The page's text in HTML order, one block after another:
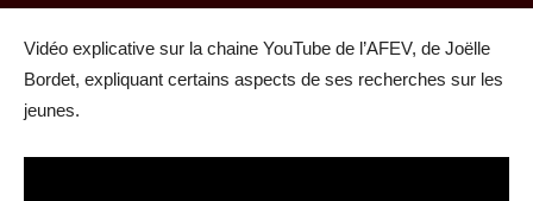
Vidéo explicative sur la chaine YouTube de l’AFEV, de Joëlle
Bordet, expliquant certains aspects de ses recherches sur les
jeunes.